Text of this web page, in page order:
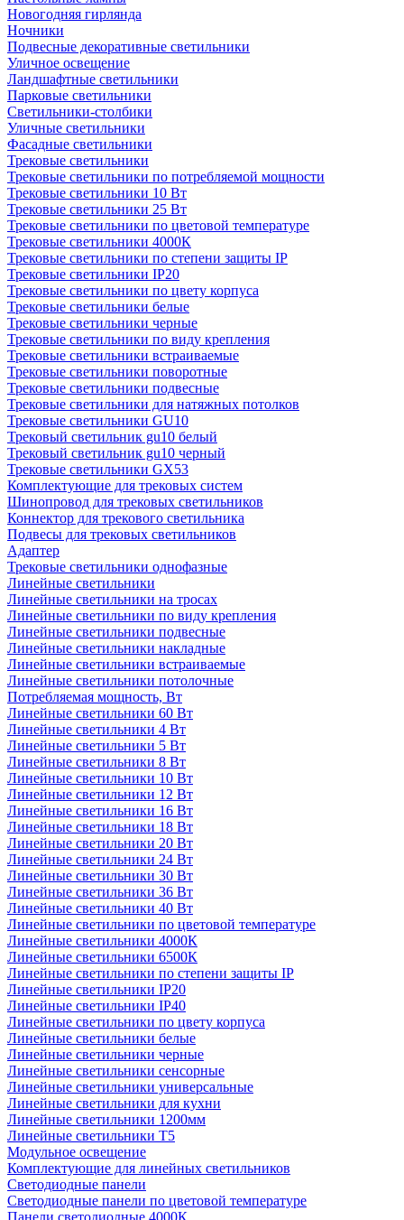
Новогодняя гирлянда
Ночники
Подвесные декоративные светильники
Уличное освещение
Ландшафтные светильники
Парковые светильники
Светильники-столбики
Уличные светильники
Фасадные светильники
Трековые светильники
Трековые светильники по потребляемой мощности
Трековые светильники 10 Вт
Трековые светильники 25 Вт
Трековые светильники по цветовой температуре
Трековые светильники 4000К
Трековые светильники по степени защиты IP
Трековые светильники IP20
Трековые светильники по цвету корпуса
Трековые светильники белые
Трековые светильники черные
Трековые светильники по виду крепления
Трековые светильники встраиваемые
Трековые светильники поворотные
Трековые светильники подвесные
Трековые светильники для натяжных потолков
Трековые светильники GU10
Трековый светильник gu10 белый
Трековый светильник gu10 черный
Трековые светильники GX53
Комплектующие для трековых систем
Шинопровод для трековых светильников
Коннектор для трекового светильника
Подвесы для трековых светильников
Адаптер
Трековые светильники однофазные
Линейные светильники
Линейные светильники на тросах
Линейные светильники по виду крепления
Линейные светильники подвесные
Линейные светильники накладные
Линейные светильники встраиваемые
Линейные светильники потолочные
Потребляемая мощность, Вт
Линейные светильники 60 Вт
Линейные светильники 4 Вт
Линейные светильники 5 Вт
Линейные светильники 8 Вт
Линейные светильники 10 Вт
Линейные светильники 12 Вт
Линейные светильники 16 Вт
Линейные светильники 18 Вт
Линейные светильники 20 Вт
Линейные светильники 24 Вт
Линейные светильники 30 Вт
Линейные светильники 36 Вт
Линейные светильники 40 Вт
Линейные светильники по цветовой температуре
Линейные светильники 4000К
Линейные светильники 6500К
Линейные светильники по степени защиты IP
Линейные светильники IP20
Линейные светильники IP40
Линейные светильники по цвету корпуса
Линейные светильники белые
Линейные светильники черные
Линейные светильники сенсорные
Линейные светильники универсальные
Линейные светильники для кухни
Линейные светильники 1200мм
Линейные светильники Т5
Модульное освещение
Комплектующие для линейных светильников
Светодиодные панели
Светодиодные панели по цветовой температуре
Панели светодиодные 4000К